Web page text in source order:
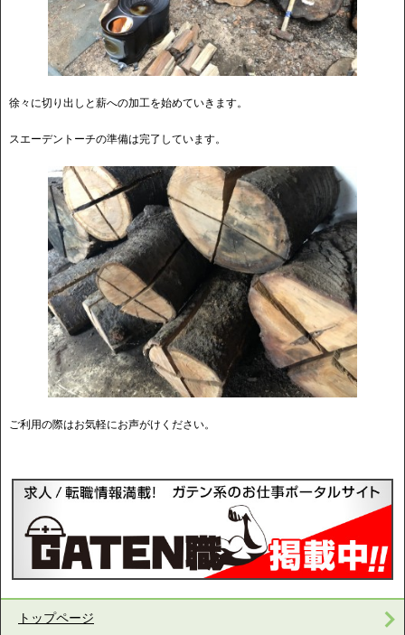
徐々に切り出しと薪への加工を始めていきます。
スエーデントーチの準備は完了しています。
ご利用の際はお気軽にお声がけください。
トップページ